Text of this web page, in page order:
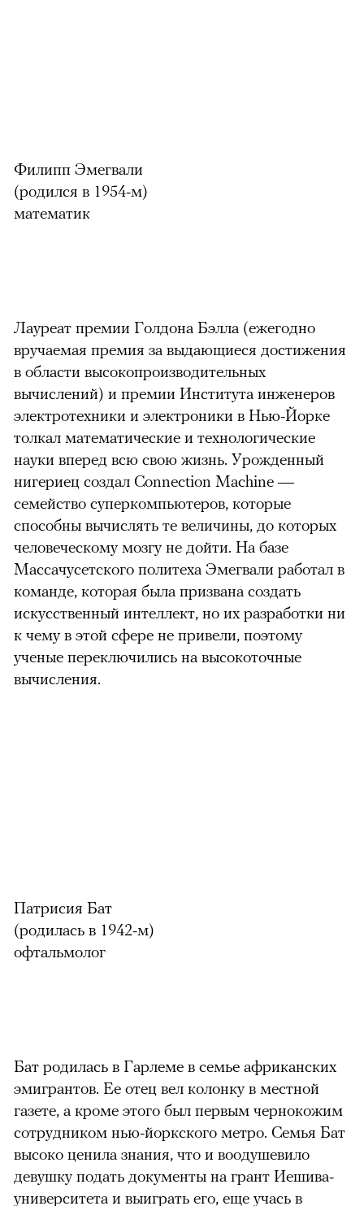
Филипп Эмегвали
(родился в 1954-м)
математик
Лауреат премии Голдона Бэлла (ежегодно
вручаемая премия за выдающиеся достижения
в области высокопроизводительных
вычислений) и премии Института инженеров
электротехники и электроники в Нью-Йорке
толкал математические и технологические
науки вперед всю свою жизнь. Урожденный
нигериец создал Connection Machine —
семейство суперкомпьютеров, которые
способны вычислять те величины, до которых
человеческому мозгу не дойти. На базе
Массачусетского политеха Эмегвали работал в
команде, которая была призвана создать
искусственный интеллект, но их разработки ни
к чему в этой сфере не привели, поэтому
ученые переключились на высокоточные
вычисления.
Патрисия Бат
(родилась в 1942-м)
офтальмолог
Бат родилась в Гарлеме в семье африканских
эмигрантов. Ее отец вел колонку в местной
газете, а кроме этого был первым чернокожим
сотрудником нью-йоркского метро. Семья Бат
высоко ценила знания, что и воодушевило
девушку подать документы на грант Иешива-
университета и выиграть его, еще учась в